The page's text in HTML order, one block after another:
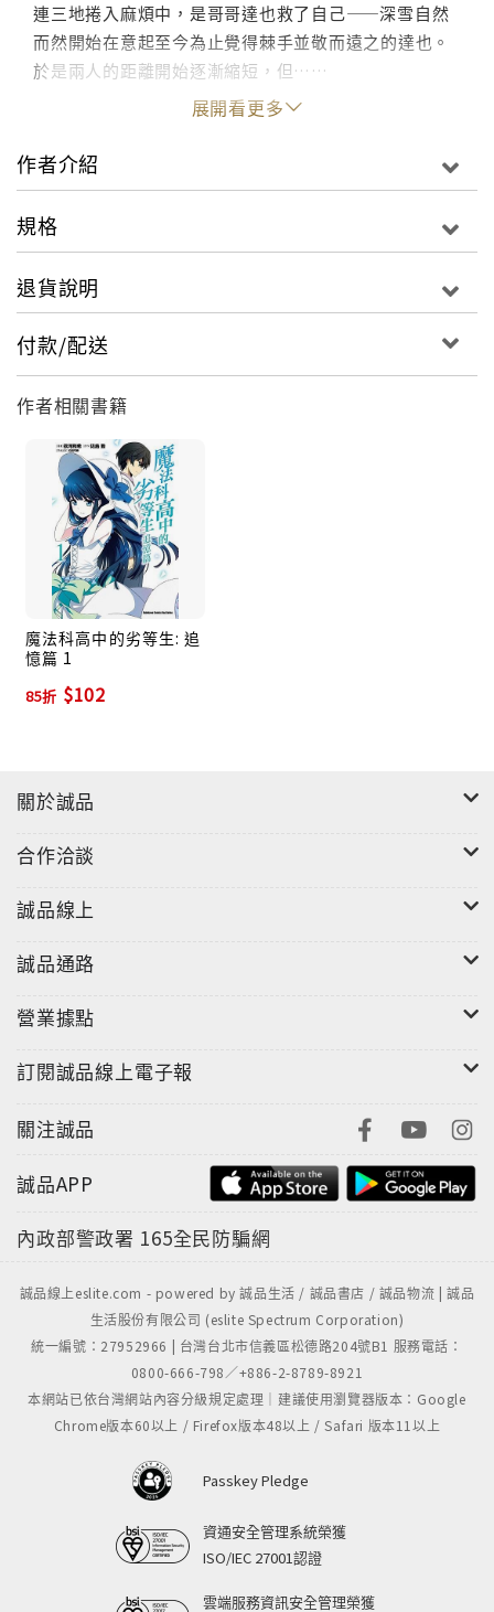
連三地捲入麻煩中，是哥哥達也救了自己——深雪自然
而然開始在意起至今為止覺得棘手並敬而遠之的達也。
於是兩人的距離開始逐漸縮短，但……
展開看更多
作者介紹
規格
退貨說明
付款/配送
作者相關書籍
魔法科高中的劣等生: 追
憶篇 1
85折 $102
關於誠品
合作洽談
誠品線上
誠品通路
營業據點
訂閱誠品線上電子報
關注誠品
誠品APP
內政部警政署 165全民防騙網
誠品線上eslite.com - powered by 誠品生活 / 誠品書店 / 誠品物流 | 誠品
生活股份有限公司 (eslite Spectrum Corporation)
統一編號：27952966 | 台灣台北市信義區松德路204號B1 服務電話：
0800-666-798／+886-2-8789-8921
本網站已依台灣網站內容分級規定處理｜建議使用瀏覽器版本：Google
Chrome版本60以上 / Firefox版本48以上 / Safari 版本11以上
Passkey Pledge
資通安全管理系統榮獲
ISO/IEC 27001認證
雲端服務資訊安全管理榮獲